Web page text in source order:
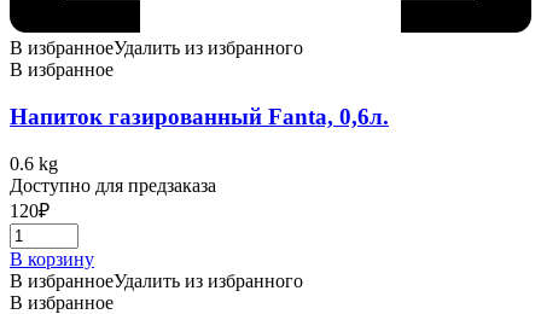
В избранноеУдалить из избранного
В избранное
Напиток газированный Fanta, 0,6л.
0.6 kg
Доступно для предзаказа
120₽
В корзину
В избранноеУдалить из избранного
В избранное